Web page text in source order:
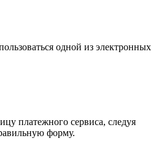
одной из электронных
платежного сервиса, следуя
форму.